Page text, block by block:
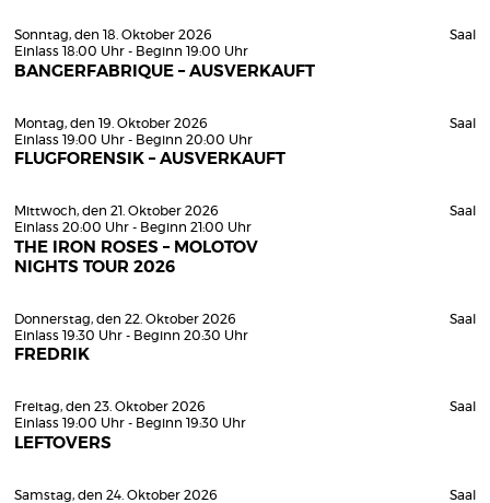
Sonntag, den 18. Oktober 2026
Einlass 18:00 Uhr - Beginn 19:00 Uhr
BANGERFABRIQUE – AUSVERKAUFT
Saal
Montag, den 19. Oktober 2026
Einlass 19:00 Uhr - Beginn 20:00 Uhr
FLUGFORENSIK – AUSVERKAUFT
Saal
Mittwoch, den 21. Oktober 2026
Einlass 20:00 Uhr - Beginn 21:00 Uhr
THE IRON ROSES – MOLOTOV
NIGHTS TOUR 2026
Saal
Donnerstag, den 22. Oktober 2026
Einlass 19:30 Uhr - Beginn 20:30 Uhr
FREDRIK
Saal
Freitag, den 23. Oktober 2026
Einlass 19:00 Uhr - Beginn 19:30 Uhr
LEFTOVERS
Saal
Samstag, den 24. Oktober 2026
Saal